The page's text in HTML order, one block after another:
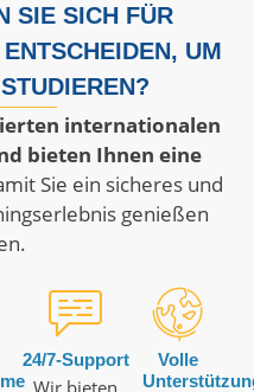
SIE SICH FÜR
UM
internationalen
bieten Ihnen eine
Sie ein sicheres und
genießen
24/7-Support
Volle